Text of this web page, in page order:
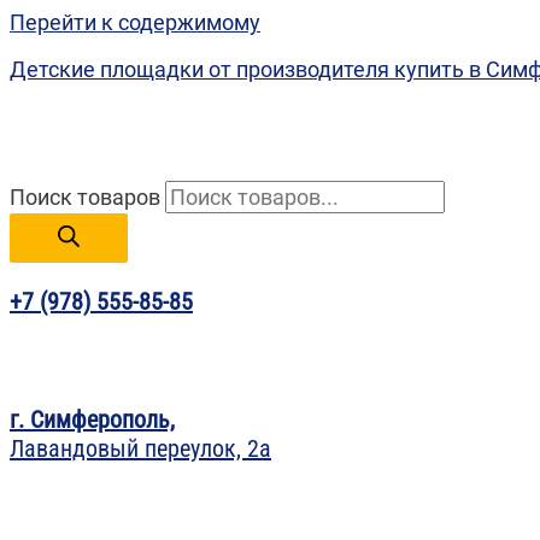
Перейти к содержимому
Детские площадки от производителя купить в
Поиск товаров
+7 (978) 555-85-85
г. Симферополь,
Лавандовый переулок, 2а